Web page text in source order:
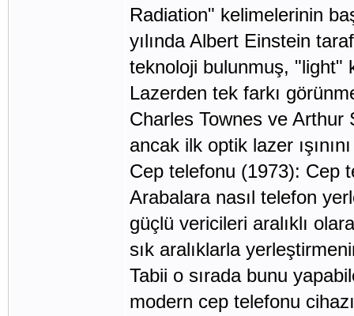
Radiation" kelimelerinin
yılında Albert Einstein
teknoloji bulunmuş, "light"
Lazerden tek farkı
Charles Townes ve Arthur
ancak ilk optik lazer
Cep telefonu (1973): Cep
Arabalara nasıl telefon
güçlü vericileri aralıklı
sık aralıklarla
Tabii o sırada bunu
modern cep telefonu